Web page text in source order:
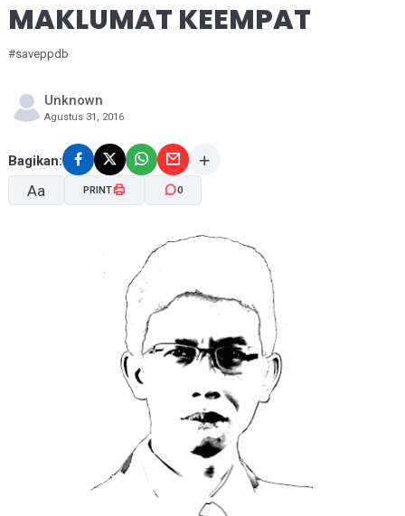
MAKLUMAT KEEMPAT
#saveppdb
Unknown
Agustus 31, 2016
Bagikan:
Aa PRINT 0